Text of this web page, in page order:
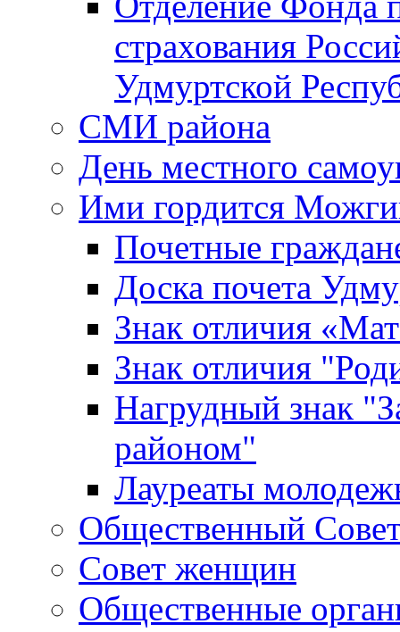
страхования
Удмуртской
СМИ района
День местного
Ими гордится
Почетные
Доска почета
Знак отличия
Знак отличия
Нагрудный знак
районом"
Лауреаты
Общественный
Совет женщин
Общественные